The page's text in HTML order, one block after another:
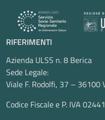
RIFERIMENTI
Azienda ULSS n. 8 Berica
Sede Legale:
Viale F. Rodolfi, 37 – 36100
Codice Fiscale e P. IVA